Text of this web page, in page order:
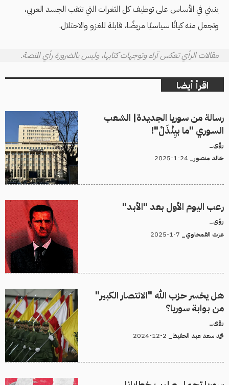
ينبني في الأساس على توظيف كل الثغرات التي تثقب الجسد العربي،
وتجعل منه كيانًا سياسيًا مريضًا، قابلة للغزو والاحتلال.
مقالات الرأي تعكس آراء وتوجهات كتابها، وليس بالضرورة رأي المنصة.
اقرأ أيضا
رسالة من سوريا الجديدة| الشعب
السوري "ما بيِنْذَلْ"!
رؤى_
خالد منصور_
رعب اليوم الأول بعد "الأبد"
رؤى_
عزت القمحاوي_
هل يخسر حزب الله "الانتصار الكبير"
من بوابة سوريا؟
رؤى_
محمد سعد عبد الحفيظ_